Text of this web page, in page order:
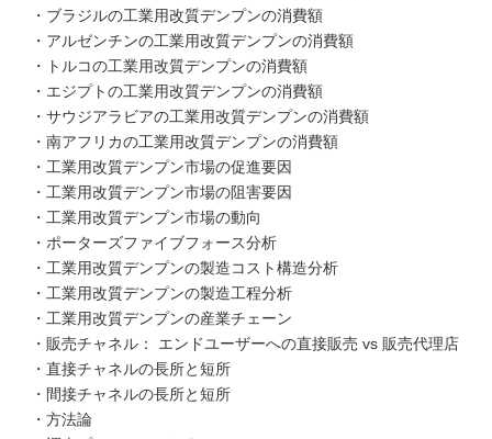
・ブラジルの工業用改質デンプンの消費額
・アルゼンチンの工業用改質デンプンの消費額
・トルコの工業用改質デンプンの消費額
・エジプトの工業用改質デンプンの消費額
・サウジアラビアの工業用改質デンプンの消費額
・南アフリカの工業用改質デンプンの消費額
・工業用改質デンプン市場の促進要因
・工業用改質デンプン市場の阻害要因
・工業用改質デンプン市場の動向
・ポーターズファイブフォース分析
・工業用改質デンプンの製造コスト構造分析
・工業用改質デンプンの製造工程分析
・工業用改質デンプンの産業チェーン
・販売チャネル： エンドユーザーへの直接販売 vs 販売代理店
・直接チャネルの長所と短所
・間接チャネルの長所と短所
・方法論